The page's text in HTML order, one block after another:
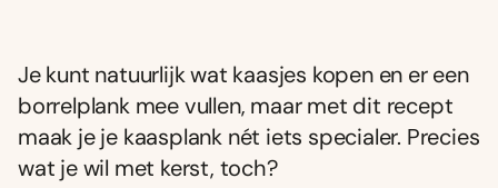
Je kunt natuurlijk wat kaasjes kopen en er een
borrelplank mee vullen, maar met dit recept
maak je je kaasplank nét iets specialer. Precies
wat je wil met kerst, toch?